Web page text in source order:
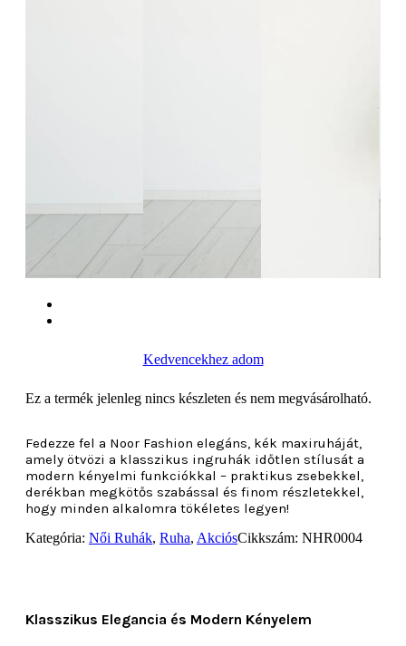
Kedvencekhez adom
Ez a termék jelenleg nincs készleten és nem megvásárolható.
Fedezze fel a Noor Fashion elegáns, kék maxiruháját,
amely ötvözi a klasszikus ingruhák időtlen stílusát a
modern kényelmi funkciókkal – praktikus zsebekkel,
derékban megkötős szabással és finom részletekkel,
hogy minden alkalomra tökéletes legyen!
Kategória: Női Ruhák, Ruha, AkciósCikkszám: NHR0004
Klasszikus Elegancia és Modern Kényelem